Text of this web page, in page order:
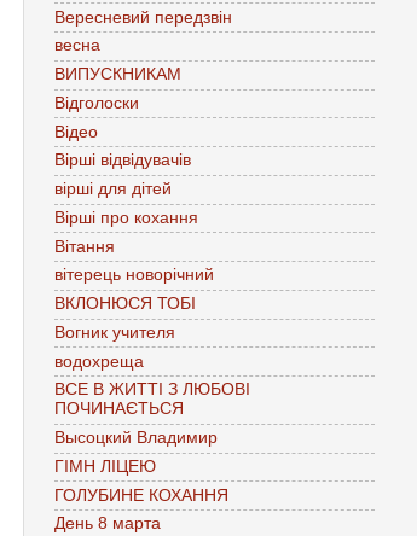
Вересневий передзвін
весна
ВИПУСКНИКАМ
Відголоски
Відео
Вірші відвідувачів
вірші для дітей
Вірші про кохання
Вітання
вітерець новорічний
ВКЛОНЮСЯ ТОБІ
Вогник учителя
водохреща
ВСЕ В ЖИТТІ З ЛЮБОВІ
ПОЧИНАЄТЬСЯ
Высоцкий Владимир
ГІМН ЛІЦЕЮ
ГОЛУБИНЕ КОХАННЯ
День 8 марта